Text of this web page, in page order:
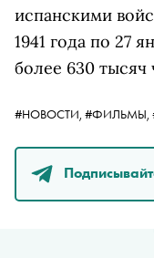
испанскими
1941 года по 27
более 630 тысяч
#НОВОСТИ, #ФИЛЬМЫ,